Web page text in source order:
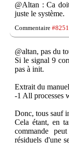
@Altan : Ca
juste le système.
Commentaire
@altan, pas du
Si le signal 9
pas à init.
Extrait du
-1 All processes
Donc, tous sauf
Cela étant, en
commande
résiduels d'une